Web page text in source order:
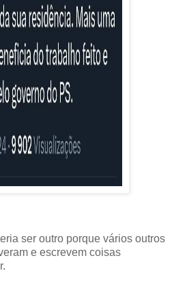
ser outro porque vários outros
e escrevem coisas